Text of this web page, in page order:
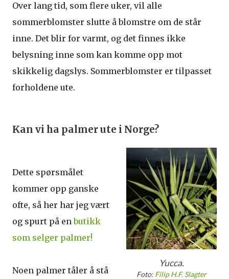
Over lang tid, som flere uker, vil alle
sommerblomster slutte å blomstre om de står
inne. Det blir for varmt, og det finnes ikke
belysning inne som kan komme opp mot
skikkelig dagslys. Sommerblomster er tilpasset
forholdene ute.
Kan vi ha palmer ute i Norge?
Yucca.
Foto: Filip H.F. Slagter
Dette spørsmålet
kommer opp ganske
ofte, så her har jeg vært
og spurt på enbutikk
som selger palmer!
Noen palmer tåler å stå